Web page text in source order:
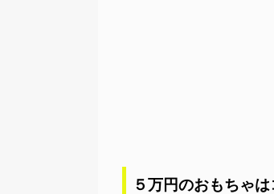
５万円のおもちゃは